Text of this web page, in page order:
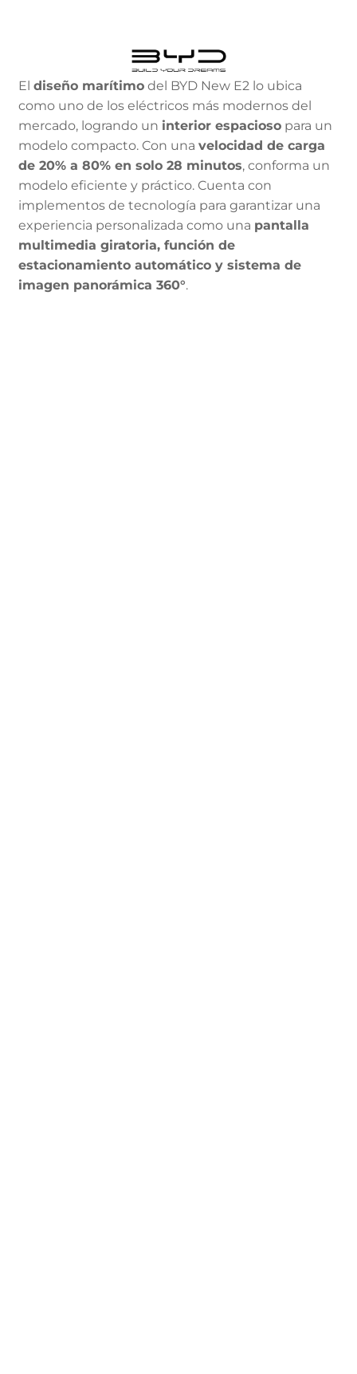
El diseño marítimodel BYD New E2 lo ubica
como uno de los eléctricos más modernos del
mercado, logrando un interior espaciosopara un
modelo compacto. Con una velocidad de carga
de 20% a 80% en solo 28 minutos, conforma un
modelo eficiente y práctico. Cuenta con
implementos de tecnología para garantizar una
experiencia personalizada como una pantalla
multimedia giratoria, función de
estacionamiento automático y sistema de
imagen panorámica 360°.